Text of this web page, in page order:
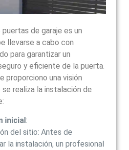
de garaje es un
llevarse a cabo con
para garantizar un
y eficiente de la puerta.
proporciono una visión
realiza la instalación de
inicial:
del sitio: Antes de
la instalación, un profesional